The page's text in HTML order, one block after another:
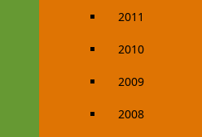
2011
2010
2009
2008